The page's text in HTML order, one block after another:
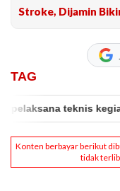
Stroke, Dijamin
TAG
teknis kegiatan